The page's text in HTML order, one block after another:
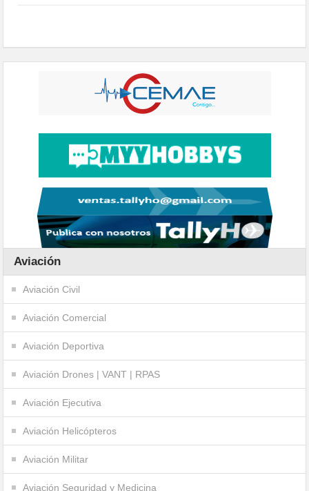
Aviación
Aviación Civil
Aviación Comercial
Aviación Deportiva
Aviación Drones | VANT | RPAS
Aviación Ejecutiva
Aviación Helicópteros
Aviación Militar
Aviación Seguridad y Medicina